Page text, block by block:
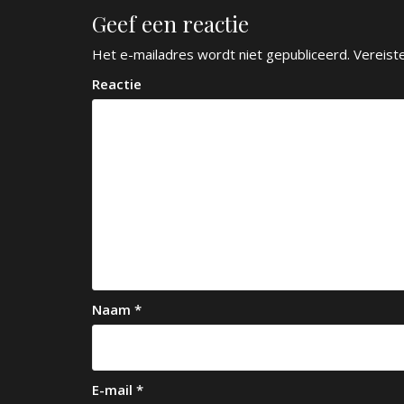
i
c
h
a
t
e
Geef een reactie
Het e-mailadres wordt niet gepubliceerd.
Reactie
Naam *
E-mail *